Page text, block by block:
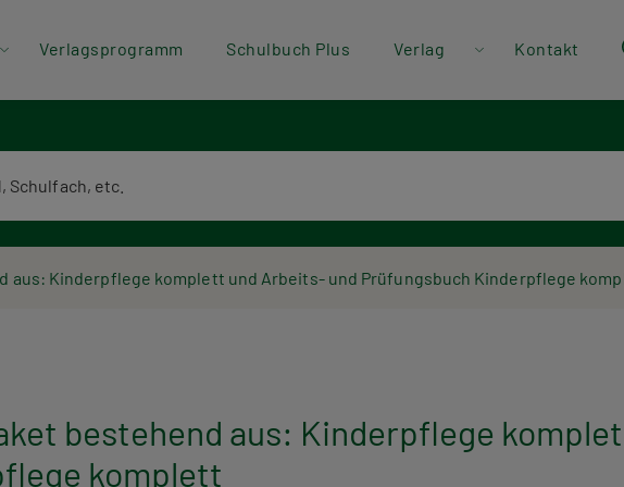
Verlagsprogramm Schulbuch Plus Verlag Kontakt
aus: Kinderpflege komplett und Arbeits- und Prüfungsbuch Kinderpflege
bestehend aus: Kinderpflege
komplett